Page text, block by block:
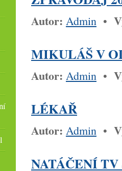
Autor: Admin •
MIKULÁŠ V
Autor: Admin •
LÉKAŘ
Autor: Admin •
NATÁČENÍ